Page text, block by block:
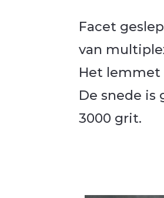
Facet
van
Het lemmet
De snede is
3000 grit.